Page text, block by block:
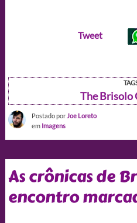
Tweet
The Brisolo
Postado por Joe Loreto
em Imagens
As crônicas de
encontro